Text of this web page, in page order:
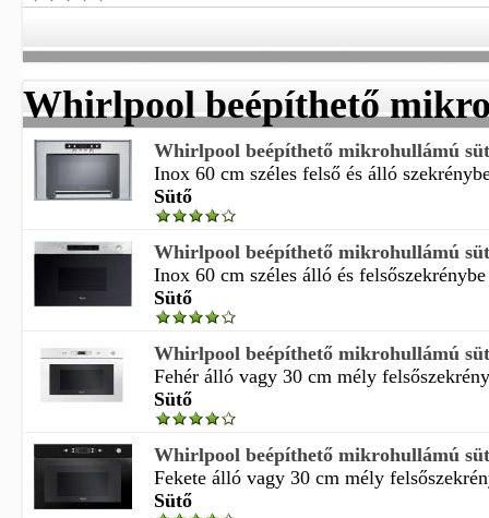
Whirlpool beépíthető
Whirlpool beépíthető mikrohullámú
Inox 60 cm széles felső és álló
Sütő
Whirlpool beépíthető mikrohullámú
Inox 60 cm széles álló és
Sütő
Whirlpool beépíthető mikrohullámú
Fehér álló vagy 30 cm mély
Sütő
Whirlpool beépíthető mikrohullámú
Fekete álló vagy 30 cm mély
Sütő